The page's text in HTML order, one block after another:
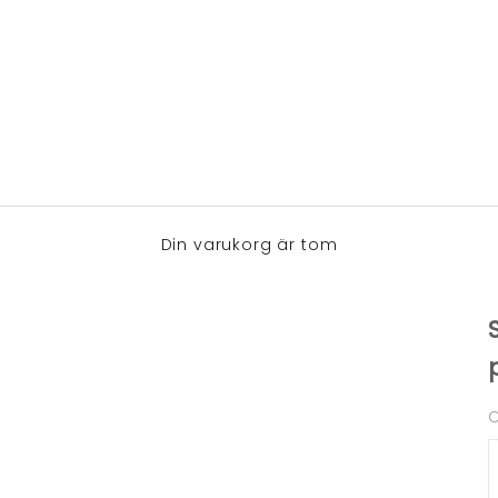
Din varukorg är tom